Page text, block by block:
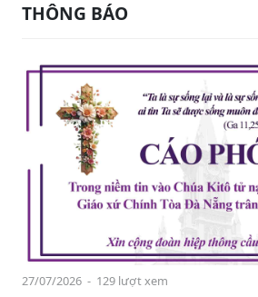
THÔNG BÁO
27/07/2026 - 129 lượt xem